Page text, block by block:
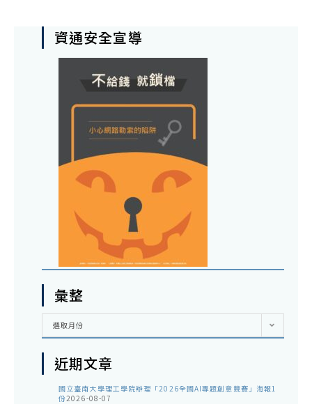
資通安全宣導
彙整
彙
選取月份
近期文章
國立臺南大學理工學院辦理「2026全國AI專題創意競賽」海報1
份2026-08-07